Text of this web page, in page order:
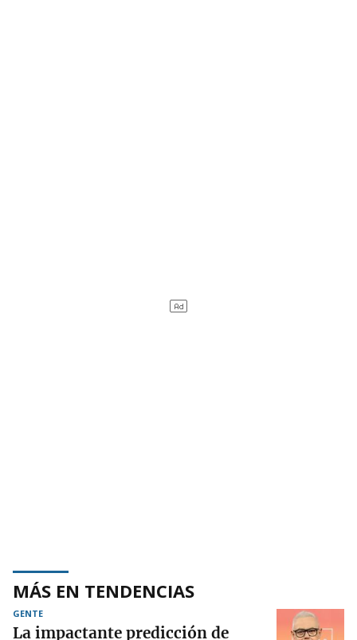
MÁS EN TENDENCIAS
GENTE
La impactante predicción de